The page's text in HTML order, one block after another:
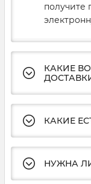
получите
КАКИЕ
КАКИЕ
НУЖНА